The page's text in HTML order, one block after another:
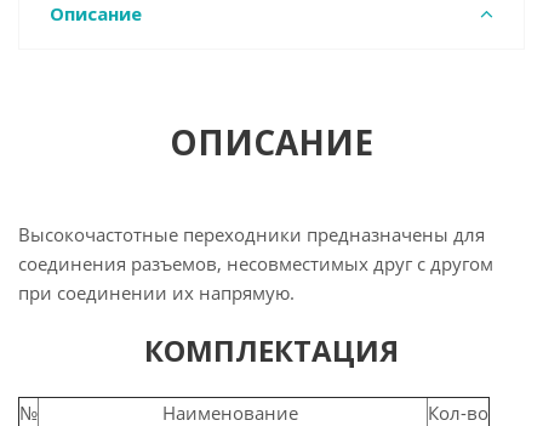
Описание
ОПИСАНИЕ
Высокочастотные переходники предназначены для
соединения разъемов, несовместимых друг с другом
при соединении их напрямую.
КОМПЛЕКТАЦИЯ
№ Наименование
Кол-во